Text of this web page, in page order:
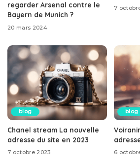
regarder Arsenal contre le
Bayern de Munich ?
20 mars 2024
7
blog
Chanel stream La nouvelle
adresse du site en 2023
7 octobre 2023
blog
6